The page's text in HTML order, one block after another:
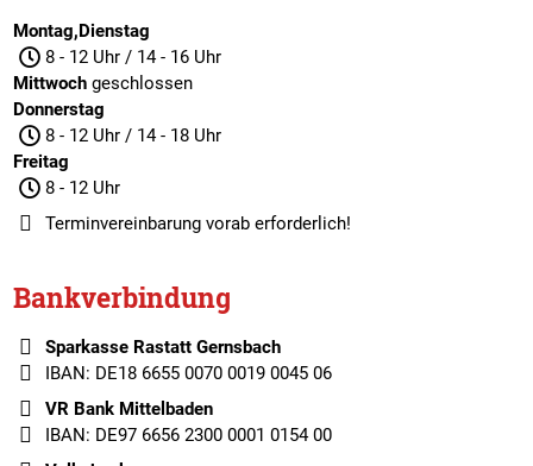
Montag,Dienstag
8 - 12 Uhr / 14 - 16 Uhr
Mittwochgeschlossen
Donnerstag
8 - 12 Uhr / 14 - 18 Uhr
Freitag
8 - 12 Uhr
Terminvereinbarungvorab erforderlich!
Bankverbindung
Sparkasse Rastatt Gernsbach
IBAN: DE18 6655 0070 0019 0045 06
VR Bank Mittelbaden
IBAN: DE97 6656 2300 0001 0154 00